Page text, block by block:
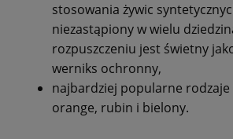
stosowania żywic
niezastąpiony w wielu
rozpuszczeniu jest świetny
werniks ochronny,
najbardziej popularne
orange, rubin i bielony.